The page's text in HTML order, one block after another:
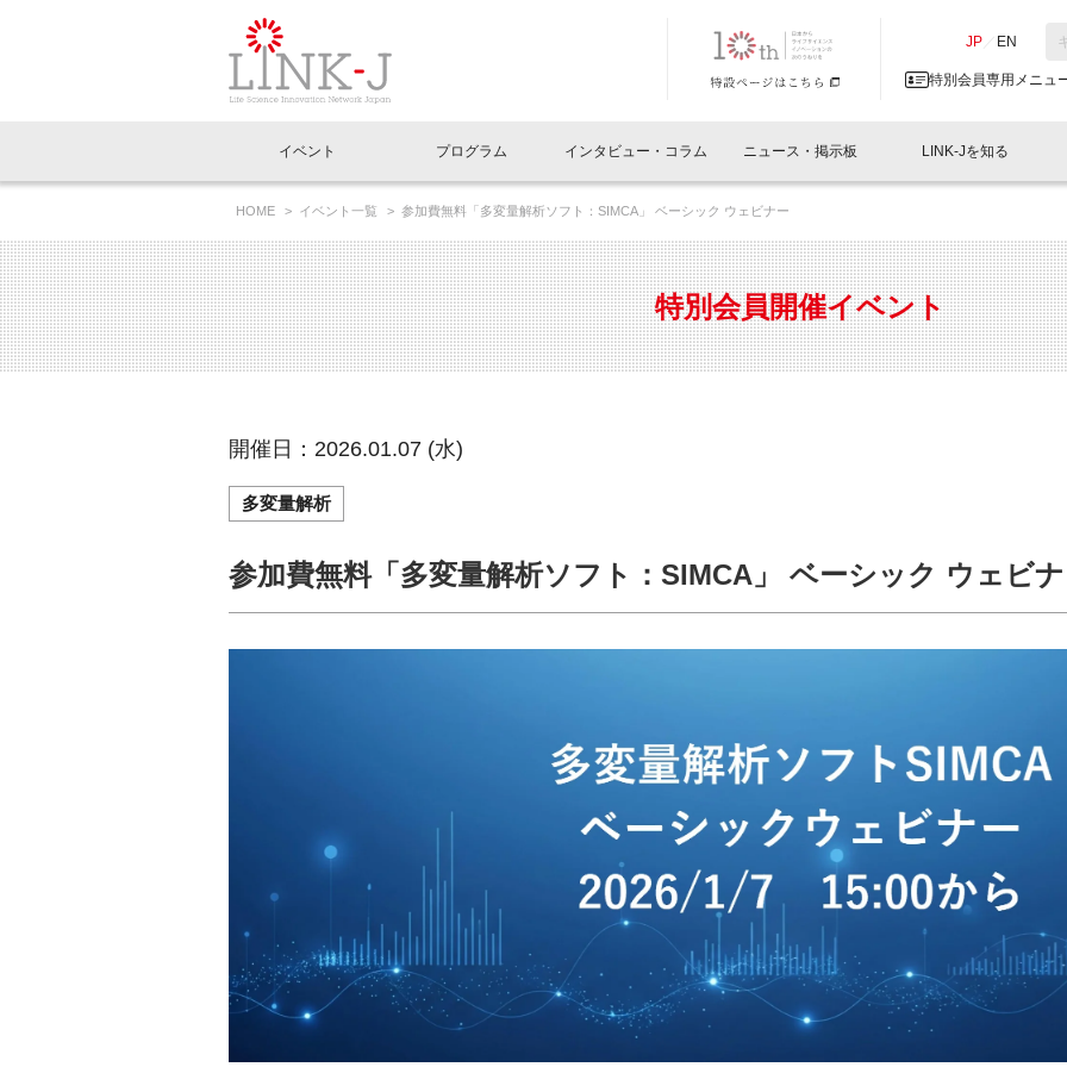
JP EN
特別会員専用メニュ
イベントお知らせメール登録
閉じる
イベント
イベント一覧
LINK-J主催・共催 特別会員開催
LINK-J協賛・協力 出展・参加
イベントレポート一覧
LINK-J主催・共催
LINK-J協賛・協力
プログラム
Out of Box相談室 What's "UNIKORN"？
インタビュー・コラム
インタビュー・コラム一覧
スペシャルインタビュー ベンチャーインタビュー 会報
連載コラム サポーターコラム 日本
ニュース・掲示板
ニュース一覧
トピック プレスリリース
メディア情報 海外関連
協賛・協力
人と情報の交流掲示板一覧
会員プレスリリース
募集
LINK-Jを知る
理事長挨拶 Why in Nihonbashi
国内外連携 サポーター紹介 事業
組織概要 パンフレット GTB
特別会員一覧 特別会員について 入会
専用メニューはこちら
ラウンジ・会議室 オフィス・ラボ 施設
アクセス
HOME イベント一覧 参加費無料「多変量解析ソフト：SIMCA」 ベーシック ウェビナー
特別会員開催イベント
開催日：2026.01.07 (水)
多変量解析
参加費無料「多変量解析ソフト：SIMCA」 ベーシック ウェビ